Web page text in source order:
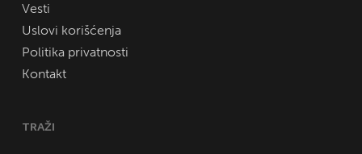
Vesti
Uslovi korišćenja
Politika privatnosti
Kontakt
TRAŽI